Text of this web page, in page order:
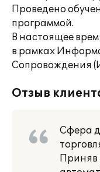
Проведено
программой.
В настоящее
в рамках
Сопровождения
Отзыв
Сфера
Приняв